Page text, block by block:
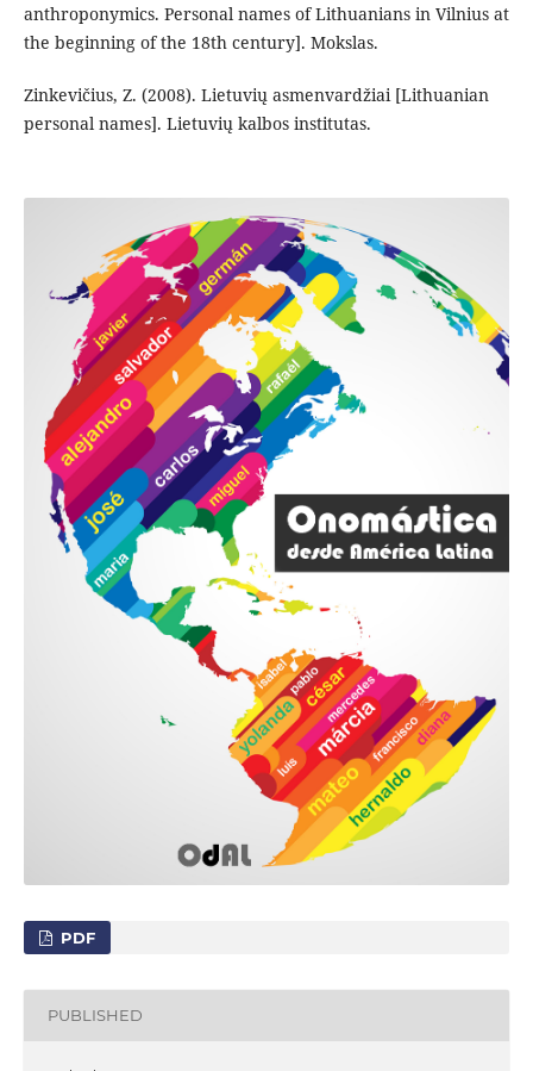
anthroponymics. Personal names of Lithuanians in Vilnius at
the beginning of the 18th century]. Mokslas.
Zinkevičius, Z. (2008). Lietuvių asmenvardžiai [Lithuanian
personal names]. Lietuvių kalbos institutas.
PDF
PUBLISHED